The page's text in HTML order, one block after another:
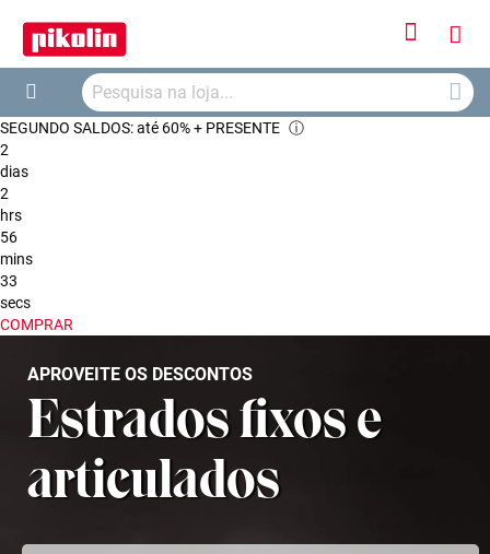
Iniciar
Meu
Search
SEGUNDO SALDOS: até 60% + PRESENTE ⓘ
2
dias
2
hrs
56
mins
33
secs
COMPRAR
APROVEITE OS DESCONTOS
Estrados fixos e
articulados